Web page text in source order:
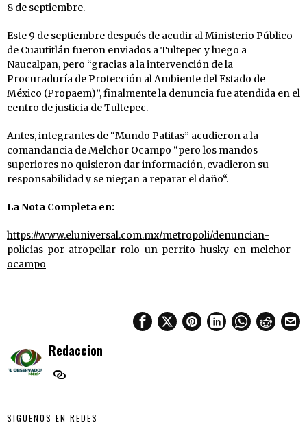
8 de septiembre.
Este 9 de septiembre después de acudir al Ministerio Público
de Cuautitlán fueron enviados a Tultepec y luego a
Naucalpan, pero “gracias a la intervención de la
Procuraduría de Protección al Ambiente del Estado de
México (Propaem)”, finalmente la denuncia fue atendida en el
centro de justicia de Tultepec.
Antes, integrantes de “Mundo Patitas” acudieron a la
comandancia de Melchor Ocampo “pero los mandos
superiores no quisieron dar información, evadieron su
responsabilidad y se niegan a reparar el daño“.
La Nota Completa en:
https://www.eluniversal.com.mx/metropoli/denuncian-
policias-por-atropellar-rolo-un-perrito-husky-en-melchor-
ocampo
Redaccion
SIGUENOS EN REDES